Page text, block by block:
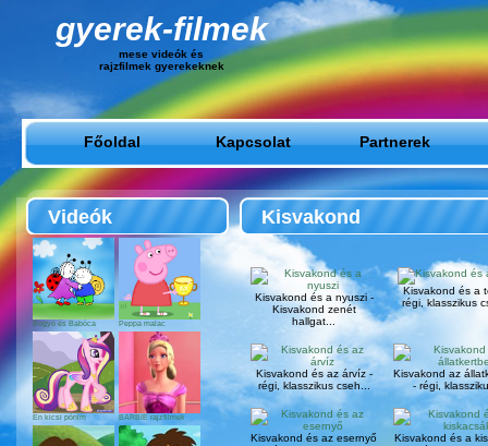
gyerek-filmek
mese videók és
rajzfilmek gyerekeknek
Főoldal Kapcsolat Partnerek
Videók
Bogyó és Babóca Peppa malac
Én kicsi pónim BARBIE rajzfilmek
Kisvakond
Kisvakond és a nyuszi -
Kisvakond zenét
hallgat...
Kisvakond és a
régi, klasszikus
Kisvakond és az árvíz -
régi, klasszikus cseh...
Kisvakond az
- régi,
Kisvakond és az esernyő
Kisvakond és a